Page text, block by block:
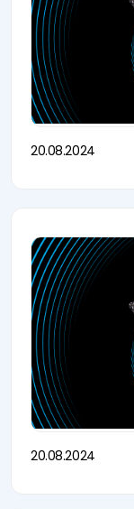
20.08.2024
20.08.2024